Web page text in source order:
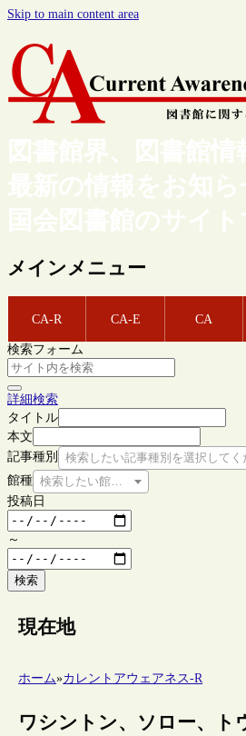
Skip to main content area
図書館界、図書館
最新の情報をお知
国会図書館のサイト
メインメニュー
CA-R CA-E CA
検索フォーム
詳細検索
タイトル
本文
記事種別
検索したい記事種別を選択してく
館種 検索したい館種を選択してください
投稿日
～
検索
現在地
ホーム»カレントアウェアネス-R
ワシントン、ソロー、ト